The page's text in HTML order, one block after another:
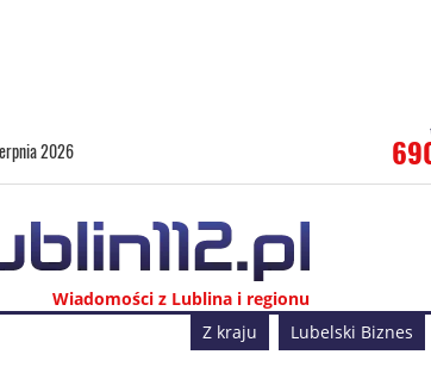
2026
Wiadomości z Lublina i regionu
Z kraju Lubelski Biznes